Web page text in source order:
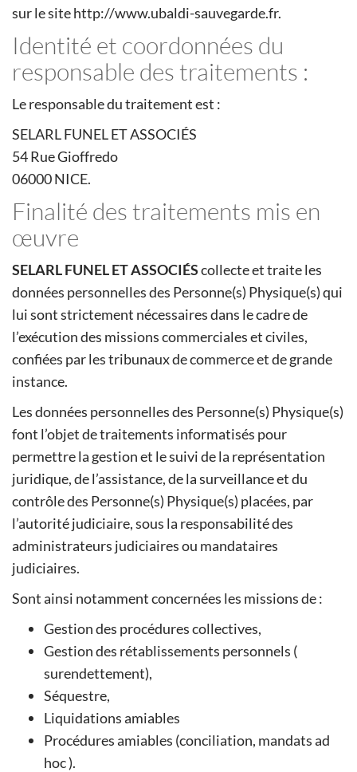
sur le site http://www.ubaldi-sauvegarde.fr.
Identité et coordonnées du
responsable des traitements :
Le responsable du traitement est :
SELARL FUNEL ET ASSOCIÉS
54 Rue Gioffredo
06000 NICE.
Finalité des traitements mis en
œuvre
SELARL FUNEL ET ASSOCIÉScollecte et traite les
données personnelles des Personne(s) Physique(s) qui
lui sont strictement nécessaires dans le cadre de
l’exécution des missions commerciales et civiles,
confiées par les tribunaux de commerce et de grande
instance.
Les données personnelles des Personne(s) Physique(s)
font l’objet de traitements informatisés pour
permettre la gestion et le suivi de la représentation
juridique, de l’assistance, de la surveillance et du
contrôle des Personne(s) Physique(s) placées, par
l’autorité judiciaire, sous la responsabilité des
administrateurs judiciaires ou mandataires
judiciaires.
Sont ainsi notamment concernées les missions de :
Gestion des procédures collectives,
Gestion des rétablissements personnels (
surendettement),
Séquestre,
Liquidations amiables
Procédures amiables (conciliation, mandats ad
hoc ).